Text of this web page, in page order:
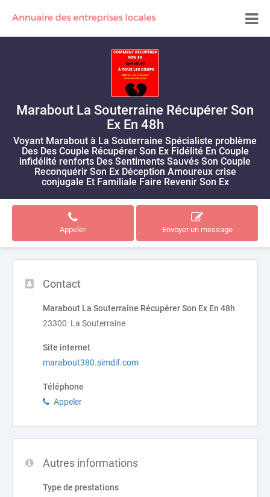
Marabout La Souterraine Récupérer Son
Ex En 48h
Voyant Marabout à La Souterraine Spécialiste problème
Des Des Couple Récupérer Son Ex Fidélité En Couple
infidélité renforts Des Sentiments Sauvés Son Couple
Reconquérir Son Ex Déception Amoureux crise
conjugale Et Familiale Faire Revenir Son Ex
Appeler Envoyer un message
Contact
Marabout La Souterraine Récupérer Son Ex En 48h
23300 La Souterraine
Site internet
marabout380.simdif.com
Téléphone
Appeler
Autres informations
Type de prestations